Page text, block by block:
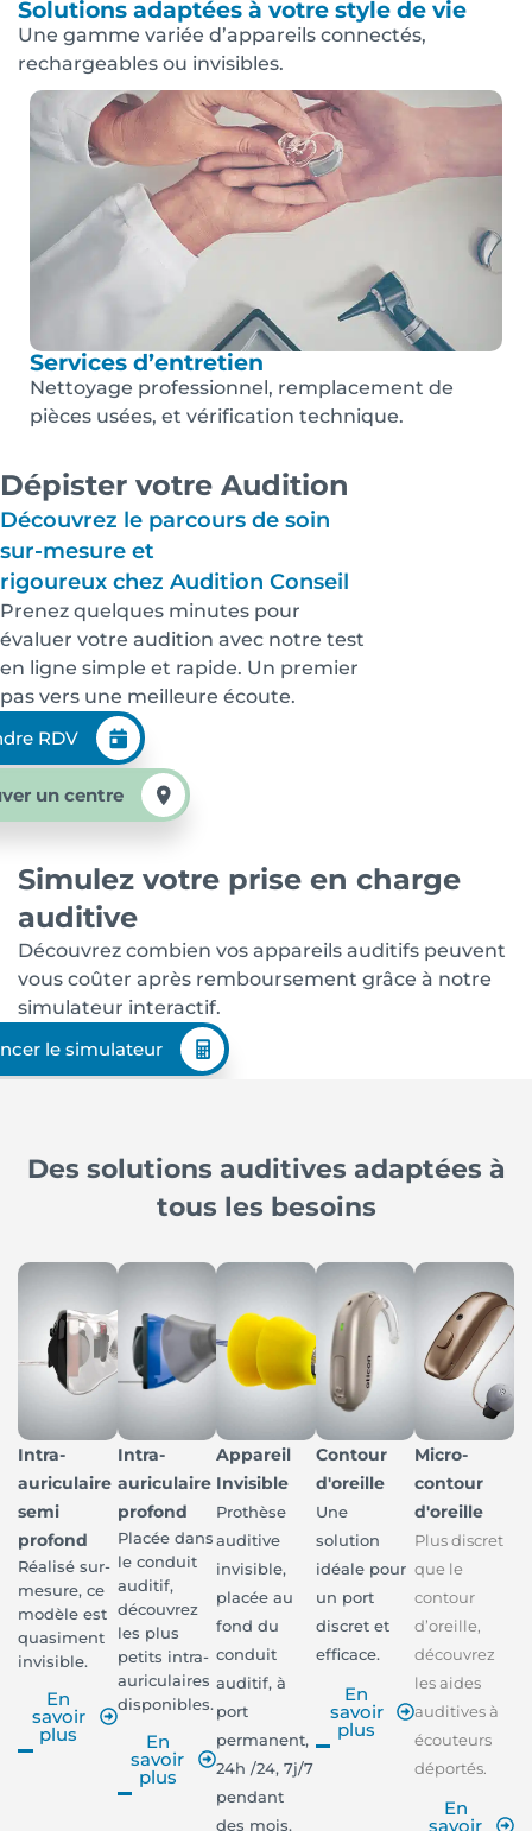
Solutions adaptées à votre style de vie
Une gamme variée d’appareils connectés,
rechargeables ou invisibles.
Services d’entretien
Nettoyage professionnel, remplacement de
pièces usées, et vérification technique.
Dépister votre Audition
Découvrez le parcours de soin
sur-mesure et
rigoureux chez Audition Conseil
Prenez quelques minutes pour
évaluer votre audition avec notre test
en ligne simple et rapide. Un premier
pas vers une meilleure écoute.
RDV
un centre
Simulez votre prise en charge
auditive
Découvrez combien vos appareils auditifs peuvent
vous coûter après remboursement grâce à notre
simulateur interactif.
le simulateur
Des solutions auditives adaptées à
tous les besoins
Intra-
auriculaire
semi
profond
Réalisé sur-
mesure, ce
modèle est
quasiment
invisible.
En
savoir
plus
Intra-
auriculaire
profond
Placée dans
le conduit
auditif,
découvrez
les plus
petits intra-
auriculaires
disponibles.
En
savoir
plus
Appareil
Invisible
Prothèse
auditive
invisible,
placée au
fond du
conduit
auditif, à
port
permanent,
24h /24, 7j/7
pendant
des mois.
Contour
d'oreille
Une
solution
idéale pour
un port
discret et
efficace.
En
savoir
plus
Micro-
contour
d'oreille
Plus discret
que le
contour
d’oreille,
découvrez
les aides
auditives à
écouteurs
déportés.
En
savoir